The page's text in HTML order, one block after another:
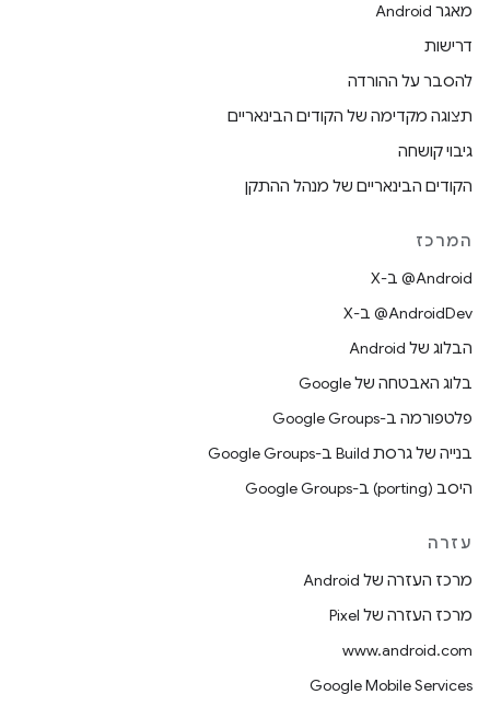
מאגר Android
דרישות
להסבר על ההורדה
תצוגה מקדימה של הקודים הבינאריים
גיבוי קושחה
הקודים הבינאריים של מנהל ההתקן
המרכז
‫‎@Android ב-X
‫‎@AndroidDev ב-X
הבלוג של Android
בלוג האבטחה של Google
פלטפורמה ב-Google Groups
בנייה של גרסת Build ב-Google Groups
היסב (porting) ב-Google Groups
עזרה
מרכז העזרה של Android
מרכז העזרה של Pixel
www.android.com
Google Mobile Services